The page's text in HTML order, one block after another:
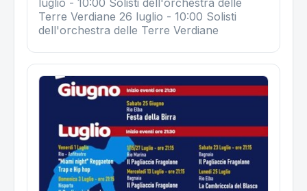
Terre Verdiane 26 luglio - 10:00 Solisti
dell'orchestra delle Terre Verdiane